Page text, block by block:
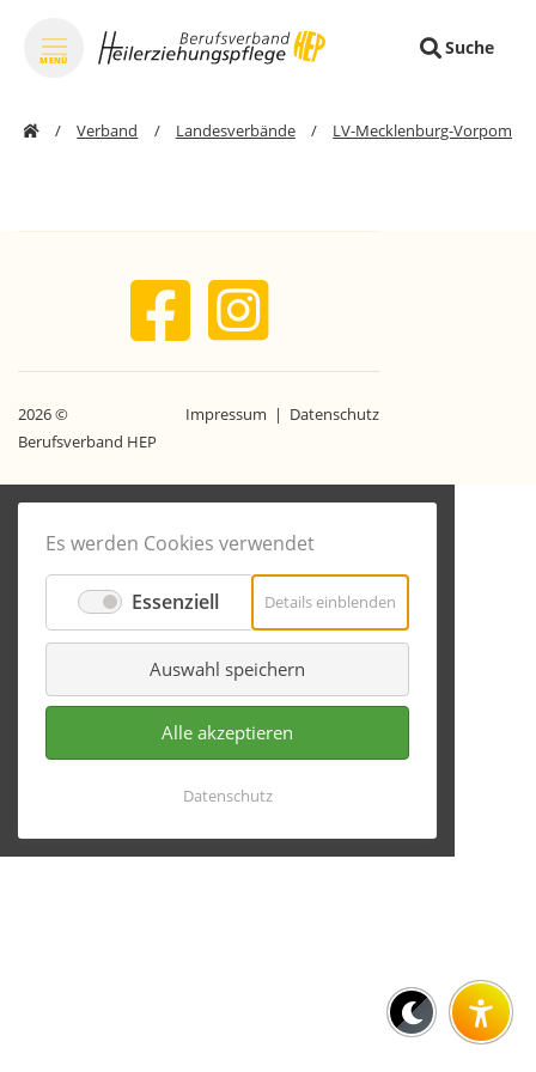
MENÜ
Suche
zum Inhalt springen
Verband Landesverbände LV-Mecklenburg-
2026 ©
Berufsverband HEP
Impressum | Datenschutz
nach
Es werden Cookies verwendet
Essenziell Details einblenden
Essenziell
Auswahl speichern
Alle akzeptieren
Datenschutz